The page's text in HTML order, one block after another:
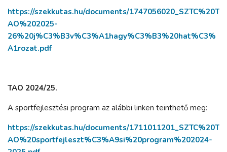
https://szekkutas.hu/documents/1747056020_SZTC%20T
AO%202025-
26%20j%C3%B3v%C3%A1hagy%C3%B3%20hat%C3%
A1rozat.pdf
TAO 2024/25.
A sportfejlesztési program az alábbi linken teinthető meg:
https://szekkutas.hu/documents/1711011201_SZTC%20T
AO%20sportfejleszt%C3%A9si%20program%202024-